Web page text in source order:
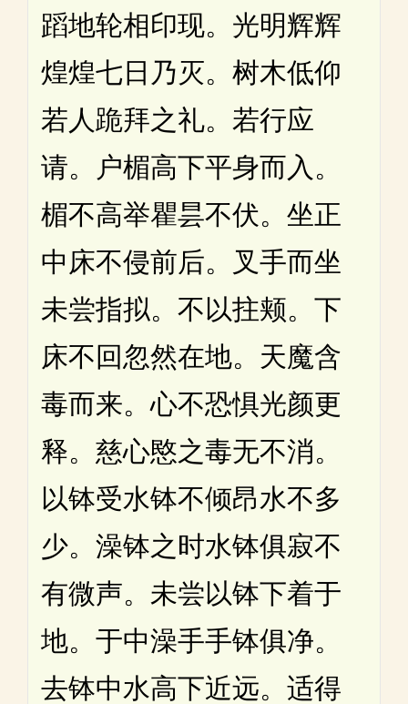
蹈地轮相印现。光明辉辉
煌煌七日乃灭。树木低仰
若人跪拜之礼。若行应
请。户楣高下平身而入。
楣不高举瞿昙不伏。坐正
中床不侵前后。叉手而坐
未尝指拟。不以拄颊。下
床不回忽然在地。天魔含
毒而来。心不恐惧光颜更
释。慈心愍之毒无不消。
以钵受水钵不倾昂水不多
少。澡钵之时水钵俱寂不
有微声。未尝以钵下着于
地。于中澡手手钵俱净。
去钵中水高下近远。适得